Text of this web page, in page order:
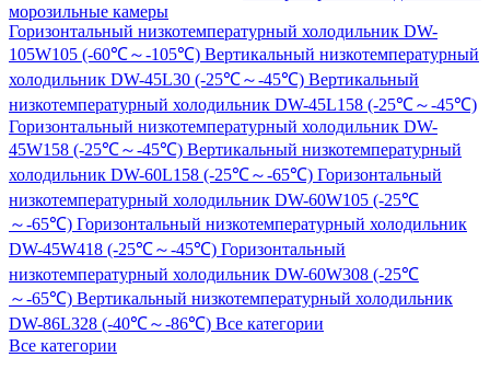
морозильные камеры
Горизонтальный низкотемпературный холодильник DW-
105W105 (-60℃～-105℃) Вертикальный низкотемпературный
холодильник DW-45L30 (-25℃～-45℃) Вертикальный
низкотемпературный холодильник DW-45L158 (-25℃～-45℃)
Горизонтальный низкотемпературный холодильник DW-
45W158 (-25℃～-45℃) Вертикальный низкотемпературный
холодильник DW-60L158 (-25℃～-65℃) Горизонтальный
низкотемпературный холодильник DW-60W105 (-25℃
～-65℃) Горизонтальный низкотемпературный холодильник
DW-45W418 (-25℃～-45℃) Горизонтальный
низкотемпературный холодильник DW-60W308 (-25℃
～-65℃) Вертикальный низкотемпературный холодильник
DW-86L328 (-40℃～-86℃) Все категории
Все категории